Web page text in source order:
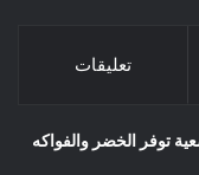
تعليقات
توفر الخضر والفواكه